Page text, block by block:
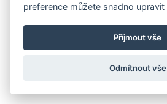
preference můžete snadno upravit
Příjmout vše
Odmítnout vše